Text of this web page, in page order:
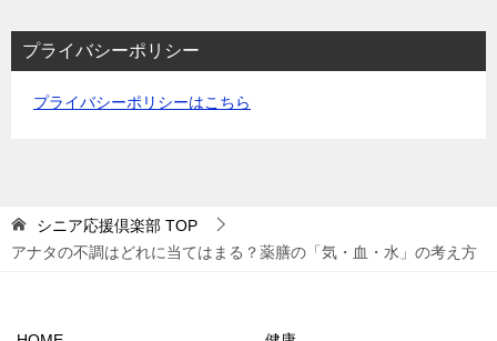
プライバシーポリシー
プライバシーポリシーはこちら
シニア応援倶楽部 TOP
アナタの不調はどれに当てはまる？薬膳の「気・血・水」の考え方